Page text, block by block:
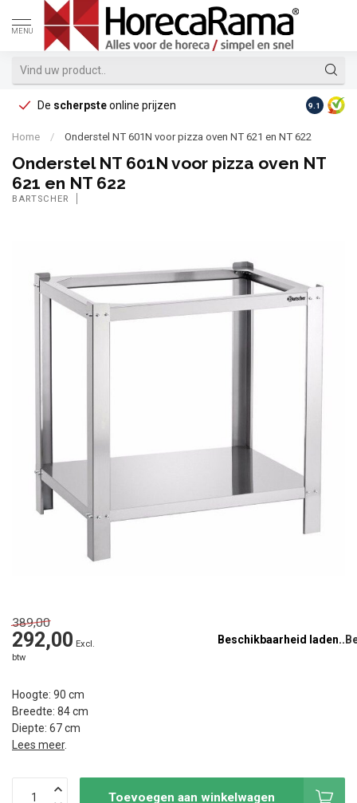
MENU
De scherpsteonline prijzen Op
9.1
Home / Onderstel NT 601N voor pizza oven NT 621 en NT 622
Onderstel NT 601N voor pizza oven NT
621 en NT 622
BARTSCHER
389,00
292,00 Excl.
btw
Beschikbaarheid laden..
Hoogte: 90 cm
Breedte: 84 cm
Diepte: 67 cm
Lees meer.
Toevoegen aan winkelwagen